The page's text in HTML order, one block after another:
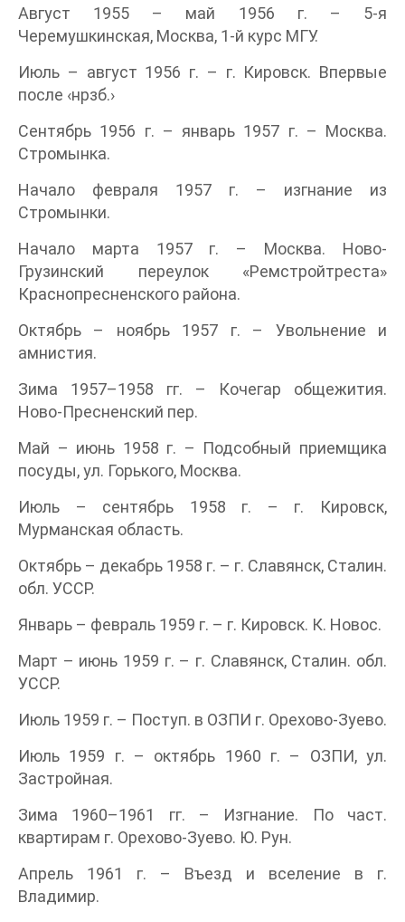
Август 1955 – май 1956 г. – 5-я
Черемушкинская, Москва, 1-й курс МГУ.
Июль – август 1956 г. – г. Кировск. Впервые
после ‹нрзб.›
Сентябрь 1956 г. – январь 1957 г. – Москва.
Стромынка.
Начало февраля 1957 г. – изгнание из
Стромынки.
Начало марта 1957 г. – Москва. Ново-
Грузинский переулок «Ремстройтреста»
Краснопресненского района.
Октябрь – ноябрь 1957 г. – Увольнение и
амнистия.
Зима 1957–1958 гг. – Кочегар общежития.
Ново-Пресненский пер.
Май – июнь 1958 г. – Подсобный приемщика
посуды, ул. Горького, Москва.
Июль – сентябрь 1958 г. – г. Кировск,
Мурманская область.
Октябрь – декабрь 1958 г. – г. Славянск, Сталин.
обл. УССР.
Январь – февраль 1959 г. – г. Кировск. К. Новос.
Март – июнь 1959 г. – г. Славянск, Сталин. обл.
УССР.
Июль 1959 г. – Поступ. в ОЗПИ г. Орехово-Зуево.
Июль 1959 г. – октябрь 1960 г. – ОЗПИ, ул.
Застройная.
Зима 1960–1961 гг. – Изгнание. По част.
квартирам г. Орехово-Зуево. Ю. Рун.
Апрель 1961 г. – Въезд и вселение в г.
Владимир.